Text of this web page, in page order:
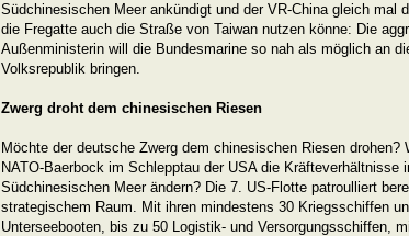
Südchinesischen Meer ankündigt und der VR-China gleich mal
die Fregatte auch die Straße von Taiwan nutzen könne: Die
Außenministerin will die Bundesmarine so nah als möglich an
Volksrepublik bringen.
Zwerg droht dem chinesischen Riesen
Möchte der deutsche Zwerg dem chinesischen Riesen drohen?
NATO-Baerbock im Schlepptau der USA die Kräfteverhältnisse
Südchinesischen Meer ändern? Die 7. US-Flotte patroulliert
strategischem Raum. Mit ihren mindestens 30 Kriegsschiffen
Unterseebooten, bis zu 50 Logistik- und Versorgungsschiffen,